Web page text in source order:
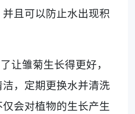
且可以防止水出现积
让雏菊生长得更好，
，定期更换水并清洗
会对植物的生长产生